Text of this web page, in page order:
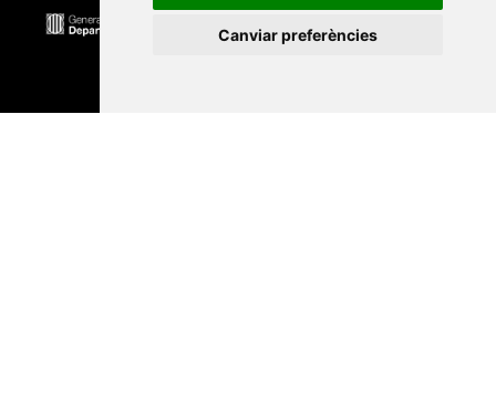
Canviar preferències